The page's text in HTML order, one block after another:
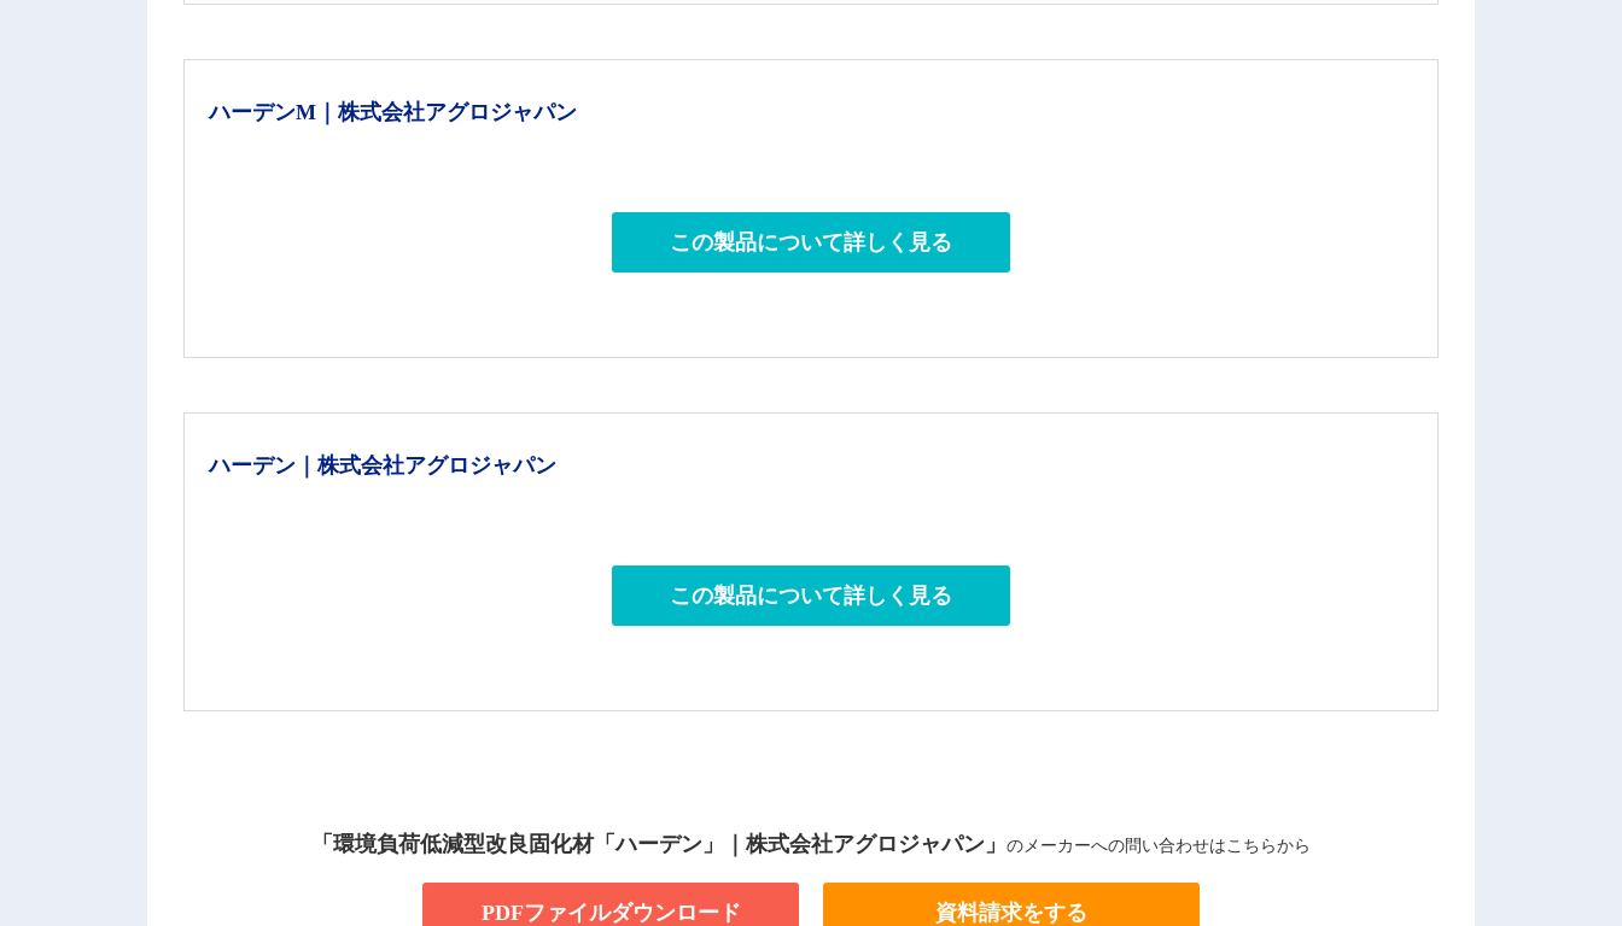
ハーデンM｜株式会社アグロジャパン
この製品について詳しく見る
ハーデン｜株式会社アグロジャパン
この製品について詳しく見る
「環境負荷低減型改良固化材「ハーデン」｜株式会社アグロジャパン」 のメーカーへの問い合わせはこちらから
PDFファイルダウンロード 資料請求をする